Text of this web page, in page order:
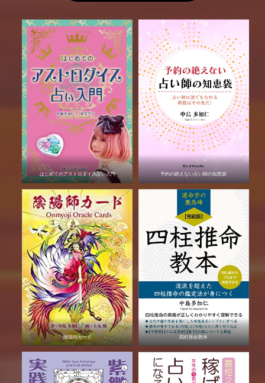
はじめてのアストロダイス占い入門 予約の絶えない占い師の知恵袋
陰陽師カード 四柱推命教本